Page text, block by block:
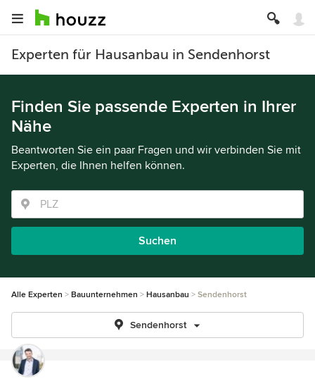
Experten für Hausanbau in Sendenhorst
Finden Sie passende Experten in Ihrer
Nähe
Beantworten Sie ein paar Fragen und wir verbinden Sie mit
Experten, die Ihnen helfen können.
Suchen
Alle Experten Bauunternehmen Hausanbau Sendenhorst
Sendenhorst